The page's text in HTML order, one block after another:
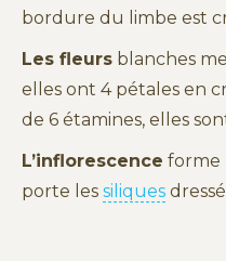
bordure du limbe est
Les fleurs blanches
elles ont 4 pétales en
de 6 étamines, elles
L’inflorescence forme
porte les siliques